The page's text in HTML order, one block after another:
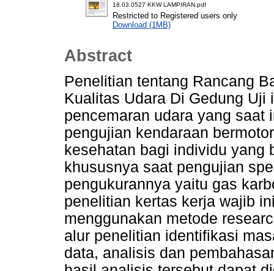
18.03.0527 KKW LAMPIRAN.pdf
Restricted to Registered users only
Download (1MB)
Abstract
Penelitian tentang Rancang
Kualitas Udara Di Gedung
pencemaran udara yang saat
pengujian kendaraan
kesehatan bagi individu yang
khususnya saat pengujian
pengukurannya yaitu gas
penelitian kertas kerja wajib
menggunakan metode
alur penelitian identifikasi
data, analisis dan